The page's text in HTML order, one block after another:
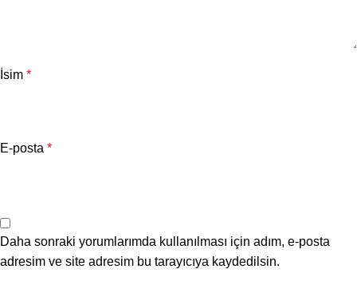
İsim *
E-posta *
Daha sonraki yorumlarımda kullanılması için adım, e-posta
adresim ve site adresim bu tarayıcıya kaydedilsin.